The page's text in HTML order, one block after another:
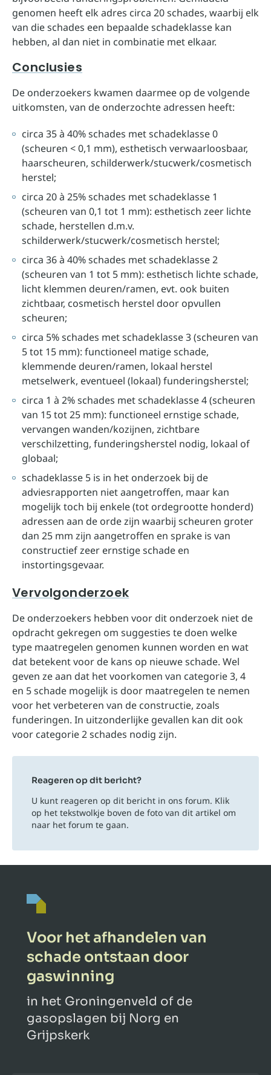
genomen heeft elk adres circa 20 schades, waarbij elk
van die schades een bepaalde schadeklasse kan
hebben, al dan niet in combinatie met elkaar.
Conclusies
De onderzoekers kwamen daarmee op de volgende
uitkomsten, van de onderzochte adressen heeft:
circa 35 à 40% schades met schadeklasse 0
(scheuren < 0,1 mm), esthetisch verwaarloosbaar,
haarscheuren, schilderwerk/stucwerk/cosmetisch
herstel;
circa 20 à 25% schades met schadeklasse 1
(scheuren van 0,1 tot 1 mm): esthetisch zeer lichte
schade, herstellen d.m.v.
schilderwerk/stucwerk/cosmetisch herstel;
circa 36 à 40% schades met schadeklasse 2
(scheuren van 1 tot 5 mm): esthetisch lichte schade,
licht klemmen deuren/ramen, evt. ook buiten
zichtbaar, cosmetisch herstel door opvullen
scheuren;
circa 5% schades met schadeklasse 3 (scheuren van
5 tot 15 mm): functioneel matige schade,
klemmende deuren/ramen, lokaal herstel
metselwerk, eventueel (lokaal) funderingsherstel;
circa 1 à 2% schades met schadeklasse 4 (scheuren
van 15 tot 25 mm): functioneel ernstige schade,
vervangen wanden/kozijnen, zichtbare
verschilzetting, funderingsherstel nodig, lokaal of
globaal;
schadeklasse 5 is in het onderzoek bij de
adviesrapporten niet aangetroffen, maar kan
mogelijk toch bij enkele (tot ordegrootte honderd)
adressen aan de orde zijn waarbij scheuren groter
dan 25 mm zijn aangetroffen en sprake is van
constructief zeer ernstige schade en
instortingsgevaar.
Vervolgonderzoek
De onderzoekers hebben voor dit onderzoek niet de
opdracht gekregen om suggesties te doen welke
type maatregelen genomen kunnen worden en wat
dat betekent voor de kans op nieuwe schade. Wel
geven ze aan dat het voorkomen van categorie 3, 4
en 5 schade mogelijk is door maatregelen te nemen
voor het verbeteren van de constructie, zoals
funderingen. In uitzonderlijke gevallen kan dit ook
voor categorie 2 schades nodig zijn.
Reageren op dit bericht?
U kunt reageren op dit bericht in ons forum. Klik
op het tekstwolkje boven de foto van dit artikel om
naar het forum te gaan.
Voor het afhandelen van
schade ontstaan door
gaswinning
in het Groningenveld of de
gasopslagen bij Norg en
Grijpskerk